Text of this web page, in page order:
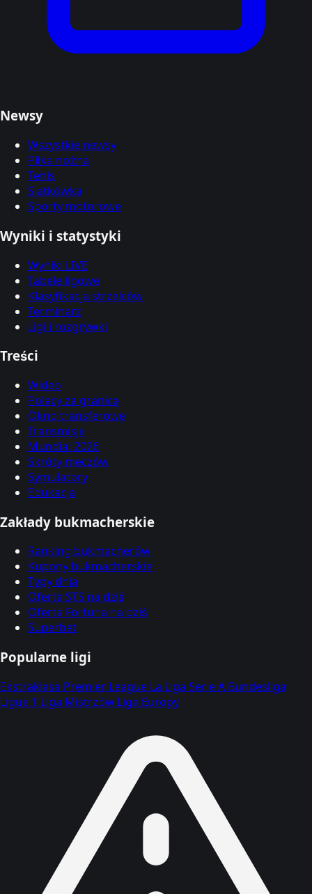
Newsy
Wszystkie newsy
Piłka nożna
Tenis
Siatkówka
Sporty motorowe
Wyniki i statystyki
Wyniki LIVE
Tabele ligowe
Klasyfikacja strzelców
Terminarz
Ligi i rozgrywki
Treści
Wideo
Polacy za granicą
Okno transferowe
Transmisje
Mundial 2026
Skróty meczów
Symulatory
Edukacja
Zakłady bukmacherskie
Ranking bukmacherów
Kupony bukmacherskie
Typy dnia
Oferta STS na dziś
Oferta Fortuna na dziś
Superbet
Popularne ligi
Ekstraklasa Premier League La Liga Serie A Bundesliga
Ligue 1 Liga Mistrzów Liga Europy